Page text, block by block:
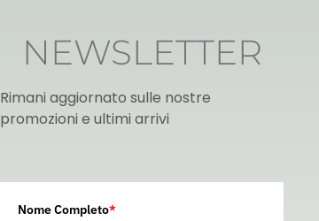
NEWSLETTER
Rimani aggiornato sulle nostre
promozioni e ultimi arrivi
Nome Completo*